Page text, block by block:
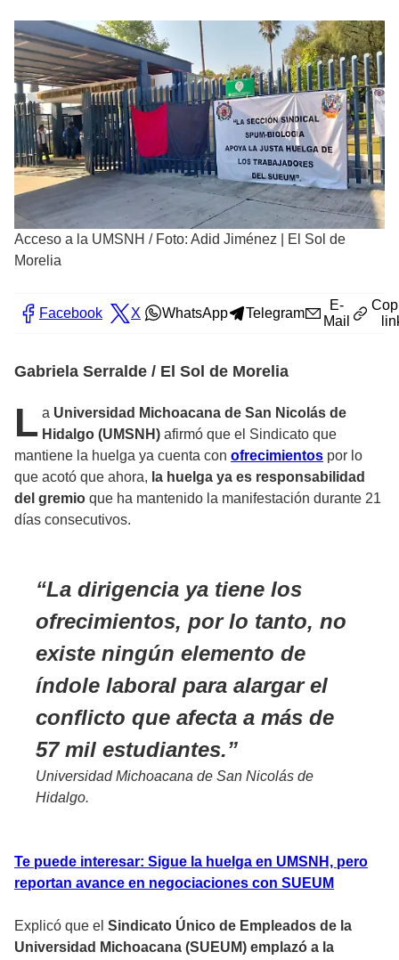
Acceso a la UMSNH / Foto: Adid Jiménez | El Sol de
Morelia
Facebook X WhatsApp Telegram
E-
Mail
Gabriela Serralde / El Sol de Morelia
L a Universidad Michoacana de San Nicolás de
Hidalgo (UMSNH) afirmó que el Sindicato que
mantiene la huelga ya cuenta con ofrecimientos por lo
que acotó que ahora, la huelga ya es responsabilidad
del gremio que ha mantenido la manifestación durante 21
días consecutivos.
La dirigencia ya tiene los
ofrecimientos, por lo tanto, no
existe ningún elemento de
índole laboral para alargar el
conflicto que afecta a más de
57 mil estudiantes.
Universidad Michoacana de San Nicolás de
Hidalgo.
Te puede interesar: Sigue la huelga en UMSNH, pero
reportan avance en negociaciones con SUEUM
Explicó que el Sindicato Único de Empleados de la
Universidad Michoacana (SUEUM) emplazó a la